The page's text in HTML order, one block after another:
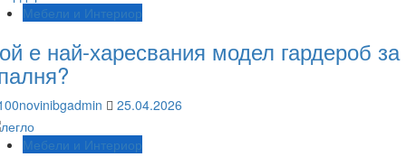
Мебели и Интериор
е най-харесвания модел гардероб за
25.04.2026
Мебели и Интериор